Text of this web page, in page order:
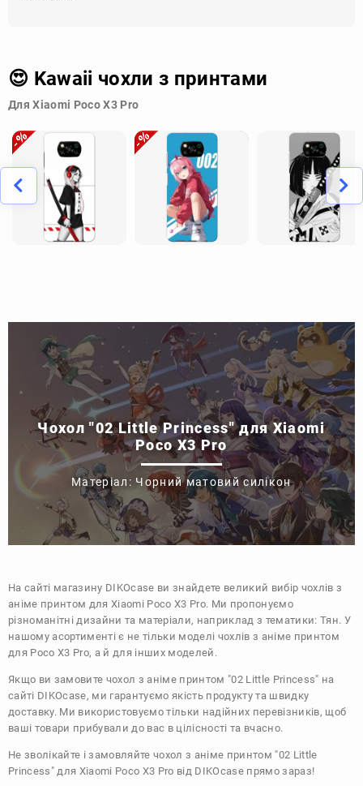
😍 Kawaii чохли з принтами
Для Xiaomi Poco X3 Pro
Чохол "02 Little Princess" для Xiaomi
Poco X3 Pro
Матеріал: Чорний матовий силікон
На сайті магазину DIKOcase ви знайдете великий вибір чохлів з
аніме принтом для Xiaomi Poco X3 Pro. Ми пропонуємо
різноманітні дизайни та матеріали, наприклад з тематики:Тян. У
нашому асортименті є не тільки моделі чохлів з аніме принтом
для Poco X3 Pro, а й для інших моделей.
Якщо ви замовите чохол з аніме принтом "02 Little Princess" на
сайті DIKOcase, ми гарантуємо якість продукту та швидку
доставку. Ми використовуємо тільки надійних перевізників, щоб
ваші товари прибували до вас в цілісності та вчасно.
Не зволікайте і замовляйте чохол з аніме принтом "02 Little
Princess" для Xiaomi Poco X3 Pro від DIKOcase прямо зараз!